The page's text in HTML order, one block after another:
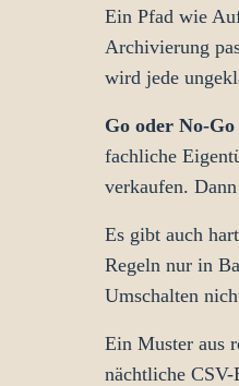
Ein Pfad wie
Archivierung
wird jede
Go oder No-Go
fachliche
verkaufen.
Es gibt auch
Regeln nur in
Umschalten
Ein Muster aus
nächtliche